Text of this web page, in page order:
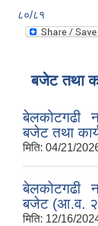
८०/८१
बजेट तथा
बेलकोटगढी
बजेट तथा
मिति: 04/21/
बेलकोटगढी
बजेट (आ.व.
मिति: 12/16/